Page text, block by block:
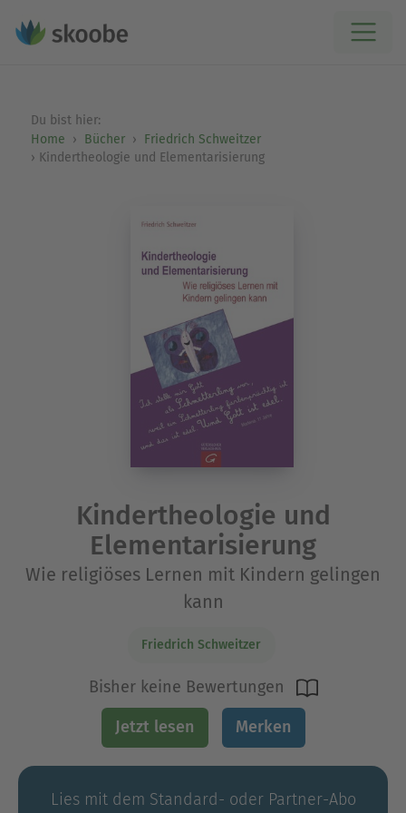
Du bist hier:
Home
Bücher
Friedrich Schweitzer
Kindertheologie und Elementarisierung
Kindertheologie und
Elementarisierung
Wie religiöses Lernen mit Kindern gelingen
kann
Friedrich Schweitzer
Bisher keine Bewertungen
Jetzt lesen Merken
Lies mit dem Standard- oder Partner-Abo